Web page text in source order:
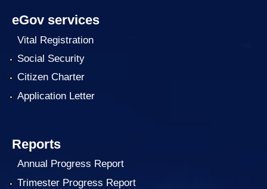
eGov services
Vital Registration
Social Security
Citizen Charter
Application Letter
Reports
Annual Progress Report
Trimester Progress Report